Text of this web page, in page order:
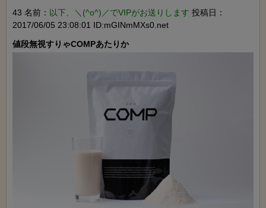
43 名前： 以下、＼(^o^)／でVIPがお送りします 投稿日：
2017/06/05 23:08:01 ID:mGINmMXs0.net